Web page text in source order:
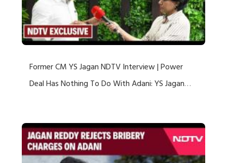
Former CM YS Jagan NDTV Interview | Power
Deal Has Nothing To Do With Adani: YS Jagan